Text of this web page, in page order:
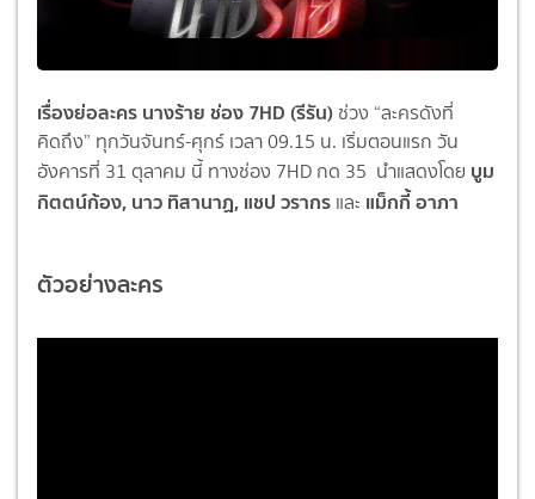
เรื่องย่อละคร นางร้าย ช่อง 7HD (รีรัน) ช่วง “ละครดังที่
คิดถึง” ทุกวันจันทร์-ศุกร์ เวลา 09.15 น. เริ่มตอนแรก วัน
อังคารที่ 31 ตุลาคม นี้ ทางช่อง 7HD กด 35 นำแสดงโดย บูม
กิตตน์ก้อง, นาว ทิสานาฏ, แชป วรากร และ แม็กกี้ อาภา
ตัวอย่างละคร